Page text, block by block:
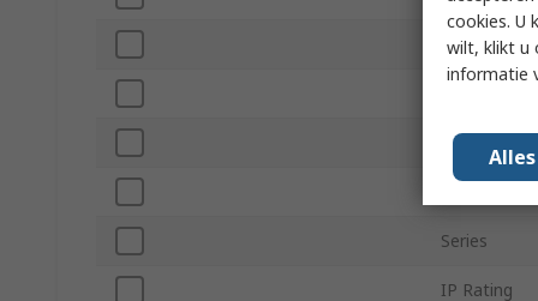
IR
Supply
Series
IP Rating
cookies. U
wilt, klikt u
informatie